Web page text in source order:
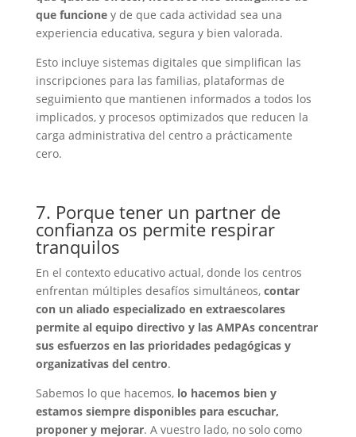
que funcioney de que cada actividad sea una
experiencia educativa, segura y bien valorada.
Esto incluye sistemas digitales que simplifican las
inscripciones para las familias, plataformas de
seguimiento que mantienen informados a todos los
implicados, y procesos optimizados que reducen la
carga administrativa del centro a prácticamente
cero.
7. Porque tener un partner de
confianza os permite respirar
tranquilos
En el contexto educativo actual, donde los centros
enfrentan múltiples desafíos simultáneos, contar
con un aliado especializado en extraescolares
permite al equipo directivo y las AMPAs concentrar
sus esfuerzos en las prioridades pedagógicas y
organizativas del centro.
Sabemos lo que hacemos, lo hacemos bien y
estamos siempre disponibles para escuchar,
proponer y mejorar. A vuestro lado, no solo como